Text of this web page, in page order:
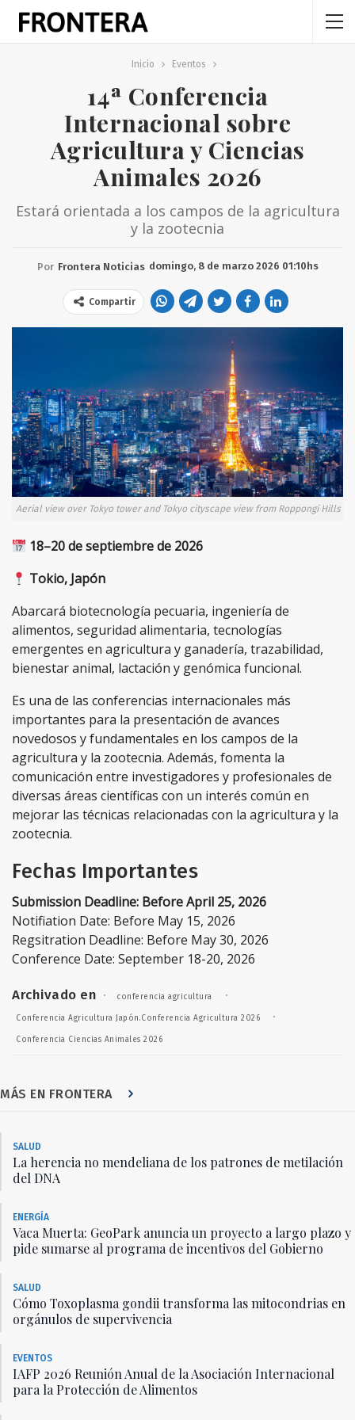
Inicio Eventos
14ª Conferencia
Internacional sobre
Agricultura y Ciencias
Animales 2026
Estará orientada a los campos de la agricultura
y la zootecnia
Por Frontera Noticias domingo, 8 de marzo 2026 01:10hs
Compartir
Aerial view over Tokyo tower and Tokyo cityscape view from Roppongi Hills at
18–20 de septiembre de 2026
Tokio, Japón
Abarcará biotecnología pecuaria, ingeniería de
alimentos, seguridad alimentaria, tecnologías
emergentes en agricultura y ganadería, trazabilidad,
bienestar animal, lactación y genómica funcional.
Es una de las conferencias internacionales más
importantes para la presentación de avances
novedosos y fundamentales en los campos de la
agricultura y la zootecnia. Además, fomenta la
comunicación entre investigadores y profesionales de
diversas áreas científicas con un interés común en
mejorar las técnicas relacionadas con la agricultura y la
zootecnia.
Fechas Importantes
Submission Deadline: Before April 25, 2026
Notifiation Date: Before May 15, 2026
Regsitration Deadline: Before May 30, 2026
Conference Date: September 18-20, 2026
Archivado en · conferencia agricultura ·
Conferencia Agricultura Japón.Conferencia Agricultura 2026 ·
Conferencia Ciencias Animales 2026
MÁS EN FRONTERA
SALUD
La herencia no mendeliana de los patrones de metilación
del DNA
ENERGÍA
Vaca Muerta: GeoPark anuncia un proyecto a largo plazo y
pide sumarse al programa de incentivos del Gobierno
SALUD
Cómo Toxoplasma gondii transforma las mitocondrias en
orgánulos de supervivencia
EVENTOS
IAFP 2026 Reunión Anual de la Asociación Internacional
para la Protección de Alimentos